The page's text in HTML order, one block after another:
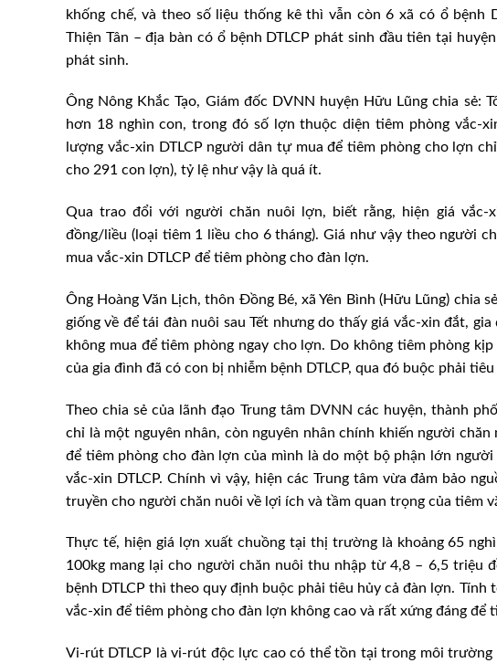
khống chế, và theo số liệu thống kê thì vẫn còn 6 xã có ổ bệnh
Thiện Tân – địa bàn có ổ bệnh DTLCP phát sinh đầu tiên tại
phát sinh.
Ông Nông Khắc Tạo, Giám đốc DVNN huyện Hữu Lũng chia sẻ:
hơn 18 nghìn con, trong đó số lợn thuộc diện tiêm phòng vắc-
lượng vắc-xin DTLCP người dân tự mua để tiêm phòng cho lợn
cho 291 con lợn), tỷ lệ như vậy là quá ít.
Qua trao đổi với người chăn nuôi lợn, biết rằng, hiện giá vắc-
đồng/liều (loại tiêm 1 liều cho 6 tháng). Giá như vậy theo người
mua vắc-xin DTLCP để tiêm phòng cho đàn lợn.
Ông Hoàng Văn Lịch, thôn Đồng Bé, xã Yên Bình (Hữu Lũng) chia
giống về để tái đàn nuôi sau Tết nhưng do thấy giá vắc-xin đắt,
không mua để tiêm phòng ngay cho lợn. Do không tiêm phòng
của gia đình đã có con bị nhiễm bệnh DTLCP, qua đó buộc phải
Theo chia sẻ của lãnh đạo Trung tâm DVNN các huyện, thành
chỉ là một nguyên nhân, còn nguyên nhân chính khiến người
để tiêm phòng cho đàn lợn của mình là do một bộ phận lớn
vắc-xin DTLCP. Chính vì vậy, hiện các Trung tâm vừa đảm bảo
truyền cho người chăn nuôi về lợi ích và tầm quan trọng của tiêm
Thực tế, hiện giá lợn xuất chuồng tại thị trường là khoảng 65
100kg mang lại cho người chăn nuôi thu nhập từ 4,8 – 6,5 triệu
bệnh DTLCP thì theo quy định buộc phải tiêu hủy cả đàn lợn.
vắc-xin để tiêm phòng cho đàn lợn không cao và rất xứng đáng để
Vi-rút DTLCP là vi-rút độc lực cao có thể tồn tại trong môi